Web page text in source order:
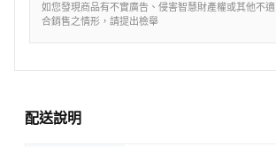
如您發現商品有不實廣告、侵害智慧財產權或其他不適
合銷售之情形，請提出檢舉
配送說明